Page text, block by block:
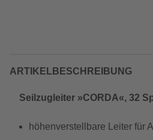
ARTIKELBESCHREIBUNG
Seilzugleiter »CORDA«, 32
höhenverstellbare Leiter für